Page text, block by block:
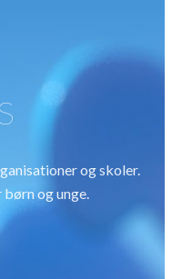
og skoler.
og unge.